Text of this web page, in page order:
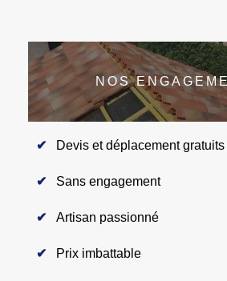
NOS
Devis et déplacement gratuits
Sans engagement
Artisan passionné
Prix imbattable